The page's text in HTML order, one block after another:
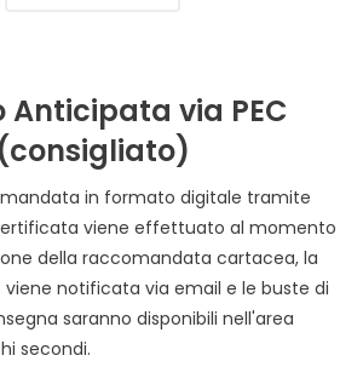
Anticipata via PEC
(consigliato)
in formato digitale tramite
viene effettuato al momento
cartacea, la
notificata via email e le buste di
saranno disponibili nell'area
secondi.